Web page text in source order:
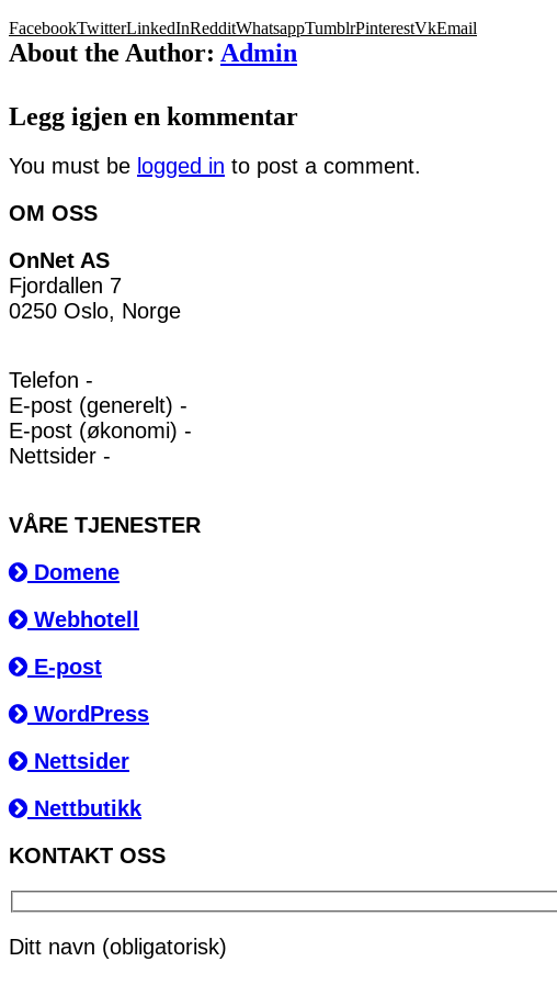
FacebookTwitterLinkedInRedditWhatsappTumblrPinterestVkEmail
About the Author: Admin
Legg igjen en kommentar
You must be logged in to post a comment.
OM OSS
OnNet AS
Fjordallen 7
0250 Oslo, Norge
Telefon -
E-post (generelt) -
E-post (økonomi) -
Nettsider -
VÅRE TJENESTER
Domene
Webhotell
E-post
WordPress
Nettsider
Nettbutikk
KONTAKT OSS
Ditt navn (obligatorisk)